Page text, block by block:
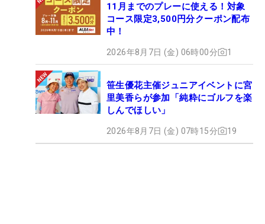
11月までのプレーに使える！対象
コース限定3,500円分クーポン配布
中！
2026年8月7日 (金) 06時00分 1
笹生優花主催ジュニアイベントに宮
里美香らが参加「純粋にゴルフを楽
しんでほしい」
2026年8月7日 (金) 07時15分 19